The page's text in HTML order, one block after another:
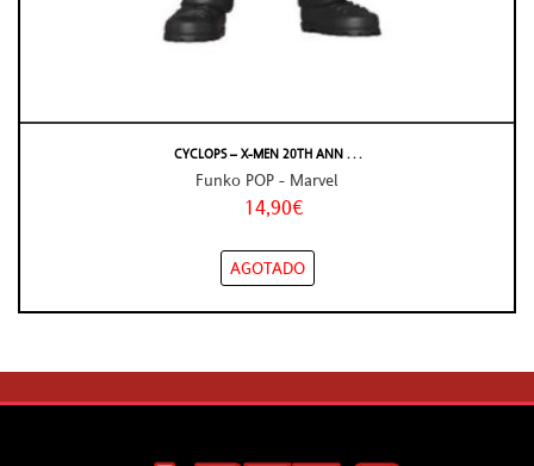
CYCLOPS – X-MEN 20TH ANN . . .
Funko POP - Marvel
14,90€
AGOTADO